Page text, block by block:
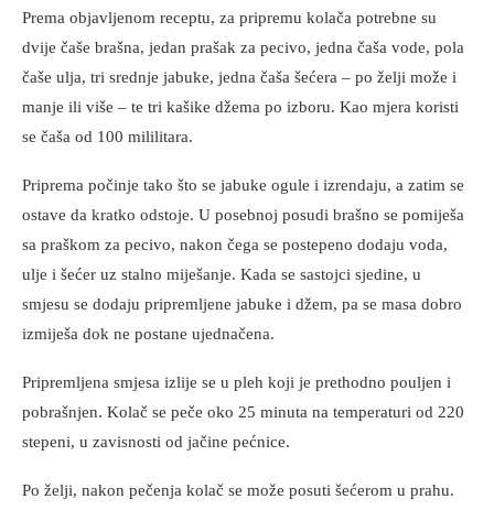
Prema objavljenom receptu, za pripremu kolača potrebne su
dvije čaše brašna, jedan prašak za pecivo, jedna čaša vode, pola
čaše ulja, tri srednje jabuke, jedna čaša šećera – po želji može i
manje ili više – te tri kašike džema po izboru. Kao mjera koristi
se čaša od 100 mililitara.
Priprema počinje tako što se jabuke ogule i izrendaju, a zatim se
ostave da kratko odstoje. U posebnoj posudi brašno se pomiješa
sa praškom za pecivo, nakon čega se postepeno dodaju voda,
ulje i šećer uz stalno miješanje. Kada se sastojci sjedine, u
smjesu se dodaju pripremljene jabuke i džem, pa se masa dobro
izmiješa dok ne postane ujednačena.
Pripremljena smjesa izlije se u pleh koji je prethodno pouljen i
pobrašnjen. Kolač se peče oko 25 minuta na temperaturi od 220
stepeni, u zavisnosti od jačine pećnice.
Po želji, nakon pečenja kolač se može posuti šećerom u prahu.